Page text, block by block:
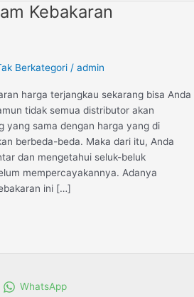
Kebakaran
Berkategori / admin
harga terjangkau sekarang bisa Anda
tidak semua distributor akan
yang sama dengan harga yang di
berbeda-beda. Maka dari itu, Anda
dan mengetahui seluk-beluk
mempercayakannya. Adanya
ini […]
WhatsApp